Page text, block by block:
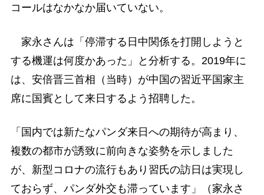
コールはなかなか届いていない。
家永さんは「停滞する日中関係を打開しようと
する機運は何度かあった」と分析する。2019年に
は、安倍晋三首相（当時）が中国の習近平国家主
席に国賓として来日するよう招聘した。
「国内では新たなパンダ来日への期待が高まり、
複数の都市が誘致に前向きな姿勢を示しました
が、新型コロナの流行もあり習氏の訪日は実現し
ておらず、パンダ外交も滞っています」（家永さ